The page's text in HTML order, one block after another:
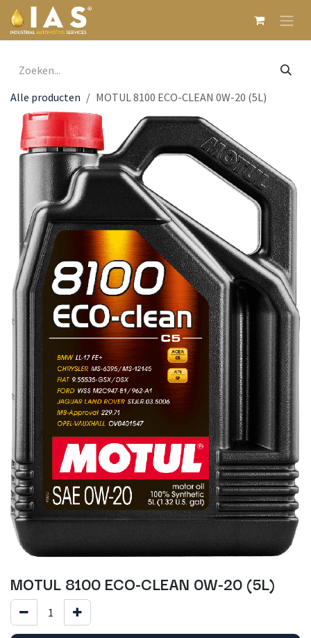
Overslaan naar inhoud
Alle producten MOTUL 8100 ECO-CLEAN 0W-20 (5L)
MOTUL 8100 ECO-CLEAN 0W-20 (5L)